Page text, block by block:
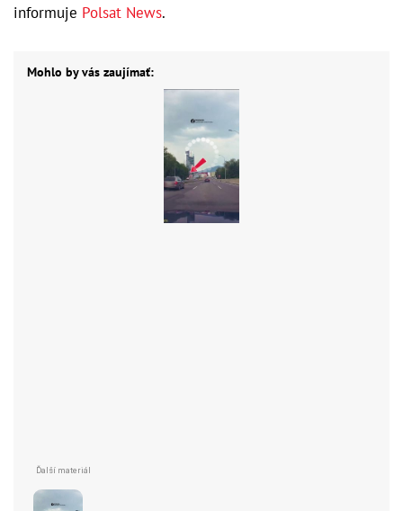
informuje Polsat News.
Mohlo by vás zaujímať: